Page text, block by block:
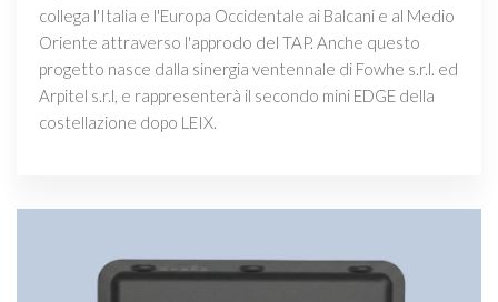
collega l'Italia e l'Europa Occidentale ai Balcani e al Medio
Oriente attraverso l'approdo del TAP. Anche questo
progetto nasce dalla sinergia ventennale di Fowhe s.r.l. ed
Arpitel s.r.l, e rappresenterà il secondo mini EDGE della
costellazione dopo LEIX.